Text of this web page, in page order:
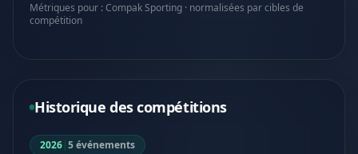
Métriques pour : Compak Sporting · normalisées par cibles de
compétition
Historique des compétitions
2026|5 événements